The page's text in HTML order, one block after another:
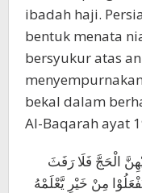
ibadah haji.
bentuk menata
bersyukur atas
bekal dalam
Al-Baqarah ayat
مِنْ خَيْرٍ يَّعْلَمْهُ